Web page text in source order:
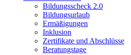
Bildungsscheck 2.0
Bildungsurlaub
Ermäßigungen
Inklusion
Zertifikate und Abschlüsse
Beratungstage